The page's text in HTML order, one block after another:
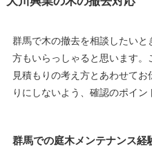
群馬で木の撤去を相談したいと
方もいらっしゃると思います。
見積もりの考え方とあわせて
りにしないよう、確認のポイン
群馬での庭木メンテナンス経